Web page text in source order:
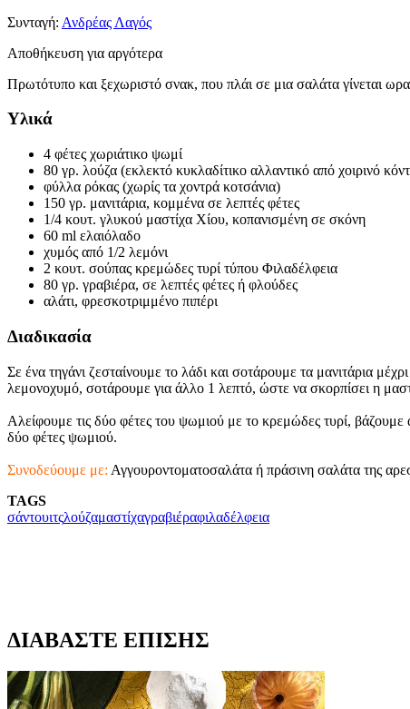
Συνταγή: Ανδρέας Λαγός
Αποθήκευση για αργότερα
Πρωτότυπο και ξεχωριστό σνακ, που πλάι σε μια σαλάτα γίνεται
Υλικά
4 φέτες χωριάτικο ψωμί
80 γρ. λούζα (εκλεκτό κυκλαδίτικο αλλαντικό από χοιρινό
φύλλα ρόκας (χωρίς τα χοντρά κοτσάνια)
150 γρ. μανιτάρια, κομμένα σε λεπτές φέτες
1/4 κουτ. γλυκού μαστίχα Χίου, κοπανισμένη σε σκόνη
60 ml ελαιόλαδο
χυμός από 1/2 λεμόνι
2 κουτ. σούπας κρεμώδες τυρί τύπου Φιλαδέλφεια
80 γρ. γραβιέρα, σε λεπτές φέτες ή φλούδες
αλάτι, φρεσκοτριμμένο πιπέρι
Διαδικασία
Σε ένα τηγάνι ζεσταίνουμε το λάδι και σοτάρουμε τα μανιτάρια
λεμονοχυμό, σοτάρουμε για άλλο 1 λεπτό, ώστε να σκορπίσει η
Αλείφουμε τις δύο φέτες του ψωμιού με το κρεμώδες τυρί,
δύο φέτες ψωμιού.
Συνοδεύουμε με: Αγγουροντοματοσαλάτα ή πράσινη σαλάτα της
TAGS
σάντουιτςλούζαμαστίχαγραβιέραφιλαδέλφεια
ΔΙΑΒΑΣΤΕ ΕΠΙΣΗΣ